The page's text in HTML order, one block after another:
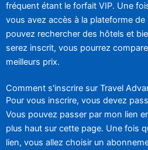
fréquent étant le forfait VIP. Une
vous avez accès à la plateforme
pouvez rechercher des hôtels et
serez inscrit, vous pourrez
meilleurs prix.
Comment s'inscrire sur Travel
Pour vous inscrire, vous devez
Vous pouvez passer par mon lien
plus haut sur cette page. Une fois
lien, vous allez choisir un